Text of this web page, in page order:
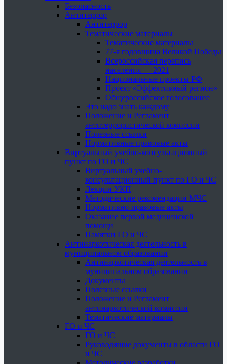
Безопасность
Антитеррор
Антитеррор
Тематические материалы
Тематические материалы
77-я годовщина Великой Победы
Всероссийская перепись
населения — 2021
Национальные проекты РФ
Проект «Эффективный регион»
Общероссийское голосование
Это надо знать каждому
Положение и Регламент
антитеррористической комиссии
Полезные ссылки
Нормативные правовые акты
Виртуальный учебно-консультационный
пункт по ГО и ЧС
Виртуальный учебно-
консультационный пункт по ГО и ЧС
Лекции УКП
Методические рекомендации МЧС
Нормативно-правовые акты
Оказание первой медицинской
помощи
Памятки ГО и ЧС
Антинаркотическая деятельность в
муниципальном образовании
Антинаркотическая деятельность в
муниципальном образовании
Документы
Полезные ссылки
Положение и Регламент
антинаркотической комиссии
Тематические материалы
ГО и ЧС
ГО и ЧС
Руководящие документы в области ГО
и ЧС